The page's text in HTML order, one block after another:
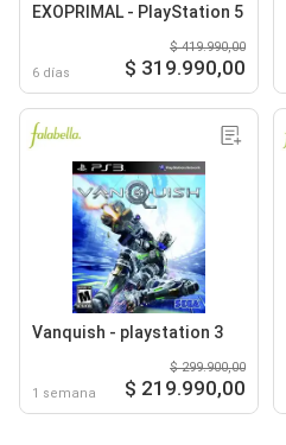
EXOPRIMAL - PlayStation 5
6 días
$ 419.990,00
$ 319.990,00
Vanquish - playstation 3
1 semana
$ 299.900,00
$ 219.990,00